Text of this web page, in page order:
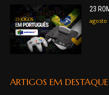
23
agosto
ARTIGOS EM DESTAQUE